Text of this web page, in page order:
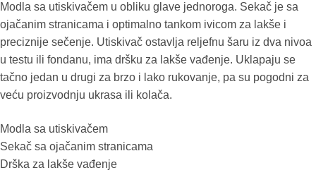
Modla sa utiskivačem u obliku glave jednoroga. Sekač je sa
ojačanim stranicama i optimalno tankom ivicom za lakše i
preciznije sečenje. Utiskivač ostavlja reljefnu šaru iz dva nivoa
u testu ili fondanu, ima dršku za lakše vađenje. Uklapaju se
tačno jedan u drugi za brzo i lako rukovanje, pa su pogodni za
veću proizvodnju ukrasa ili kolača.
Modla sa utiskivačem
Sekač sa ojačanim stranicama
Drška za lakše vađenje